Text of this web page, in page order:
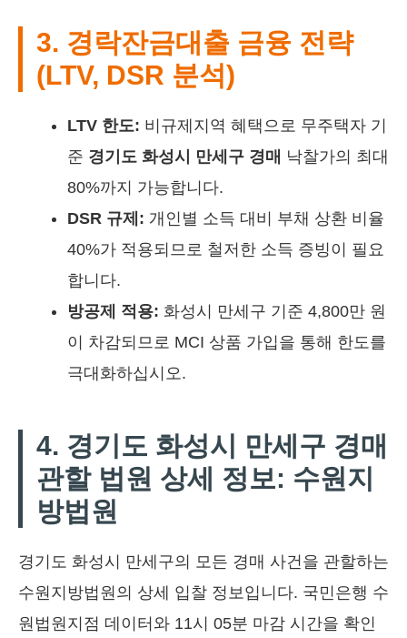
3. 경락잔금대출 금융 전략
(LTV, DSR 분석)
LTV 한도: 비규제지역 혜택으로 무주택자 기
준 경기도 화성시 만세구 경매 낙찰가의 최대
80%까지 가능합니다.
DSR 규제: 개인별 소득 대비 부채 상환 비율
40%가 적용되므로 철저한 소득 증빙이 필요
합니다.
방공제 적용: 화성시 만세구 기준 4,800만 원
이 차감되므로 MCI 상품 가입을 통해 한도를
극대화하십시오.
4. 경기도 화성시 만세구 경매
관할 법원 상세 정보: 수원지
방법원
경기도 화성시 만세구의 모든 경매 사건을 관할하는
수원지방법원의 상세 입찰 정보입니다. 국민은행 수
원법원지점 데이터와 11시 05분 마감 시간을 확인